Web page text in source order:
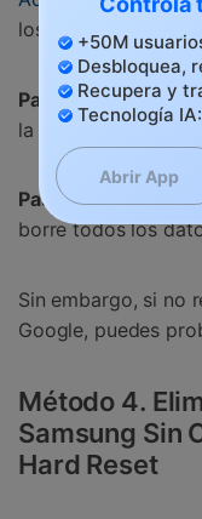
los datos de tu
Paso 2:Selecciona
la opción "Borrar
Paso 3:Espera
borre todos los
Sin embargo, si no
Google, puedes
Método 4.
Samsung Sin
Hard Reset
+50M
Desbloquea,
Recupera y
Tecnología
Abrir App